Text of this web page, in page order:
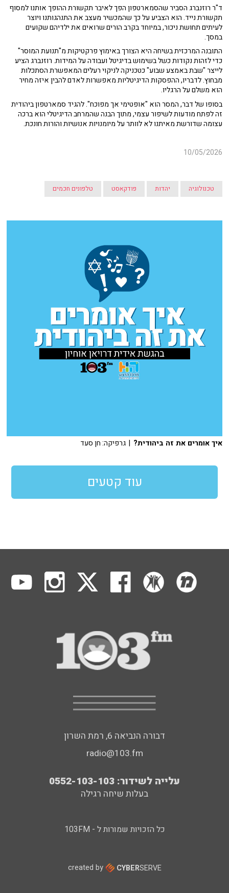
ד"ר רוזנברג הסביר שהסמארטפון הפך לאיבר תקשורת ההופך אותנו למסוף
תקשורת נייד. הוא הצביע על כך שהמכשיר מעצב את התנהגותנו ויוצר
לעיתים תחושת ניכור, במיוחד בקרב הורים שרואים את ילדיהם שקועים
במסך.
התובנה המרכזית בשיחה היא הצורך באימוץ פרקטיקות מ"תנועת המוסר"
כדי לזהות נקודות כשל בשימוש בדיגיטל ועבודה על המידות. רוזנברג הציע
לייצר "שבת באמצע שבוע" כטכניקה לניקוי רעלים המאפשרת הסתכלות
מבחוץ. לדבריו, ההפסקות הדיגיטליות מאפשרות לאדם להבין איזה מחיר
הוא משלם על הרגליו.
בסופו של דבר, המסר הוא "אופטימי אך מפוכח". להגיד סמארטפון ביהודית
זה לפתח מודעות לשיפור עצמי, מתוך הבנה שהמרחב הדיגיטלי הוא ברכה
עצומה שדורשת מאיתנו לא לוותר על מיומנויות אנושיות והורות חונכת.
10/05/2026
טכנולוגיה יהדות פודקאסט טלפונים חכמים
איך אומרים את זה ביהודית? | גרפיקה: חן סעד
עוד קטעים
דבורה הנביאה 6, רמת השרון
radio@103.fm
עלייה לשידור: 0552-103-103
בעלות שיחה רגילה
כל הזכויות שמורות ל - 103FM
created by CYBERSERVE